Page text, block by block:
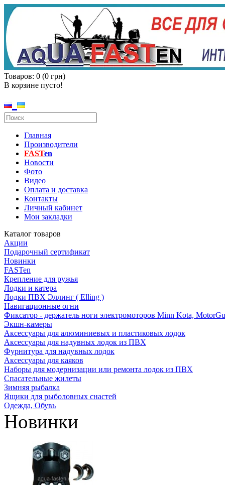
Товаров: 0 (0 грн)
В корзине пусто!
Главная
Производители
FASTen
Новости
Фото
Видео
Оплата и доставка
Контакты
Личный кабинет
Мои закладки
Каталог товаров
Акции
Подарочный сертификат
Новинки
FASTen
Крепление для ружья
Лодки и катера
Лодки ПВХ Эллинг ( Elling )
Навигационные огни
Фиксатор - держатель ноги электромоторов Minn Kota,
Экшн-камеры
Аксессуары для алюминиевых и пластиковых лодок
Аксессуары для надувных лодок из ПВХ
Фурнитура для надувных лодок
Аксессуары для каяков
Наборы для модернизации или ремонта лодок из ПВХ
Спасательные жилеты
Зимняя рыбалка
Ящики для рыболовных снастей
Одежда, Обувь
Новинки